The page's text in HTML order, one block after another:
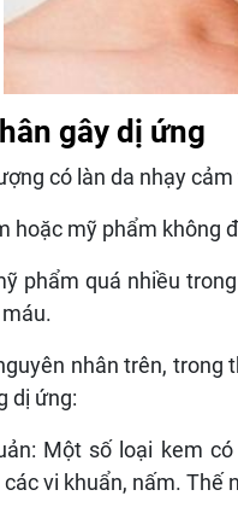
gây dị ứng
có làn da nhạy
hoặc mỹ phẩm không
phẩm quá nhiều
nhân trên, trong
dị ứng:
Một số loại kem
vi khuẩn, nấm. Thế